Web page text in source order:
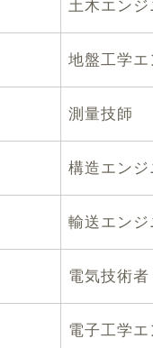
土木エンジ
地盤工学
測量技師
構造エンジ
輸送エンジ
電気技術者
電子工学